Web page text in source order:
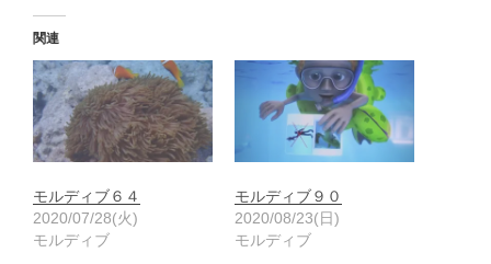
関連
モルディブ６４
2020/07/28(火)
モルディブ
モルディブ９０
2020/08/23(日)
モルディブ